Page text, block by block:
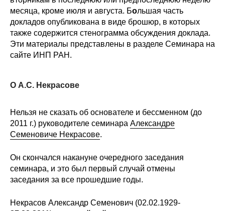
месяца, кроме июля и августа. Большая часть
докладов опубликована в виде брошюр, в которых
также содержится стенограмма обсуждения доклада.
Эти материалы представлены в разделе Семинара на
сайте ИНП РАН.
О А.С. Некрасове
Нельзя не сказать об основателе и бессменном (до
2011 г.) руководителе семинара Александре
Семеновиче Некрасове.
Он скончался накануне очередного заседания
семинара, и это был первый случай отмены
заседания за все прошедшие годы.
Некрасов Александр Семенович (02.02.1929-